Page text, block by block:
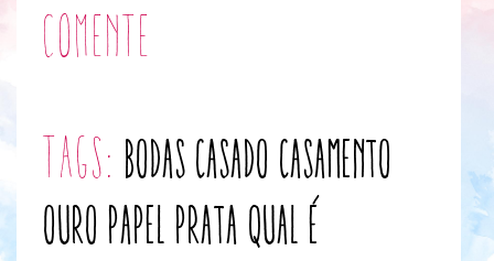
Comente
tags: bodascasado casamento
ouro papelprata qual é